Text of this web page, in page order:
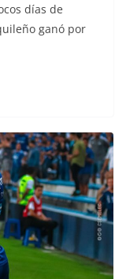
días de
ganó por